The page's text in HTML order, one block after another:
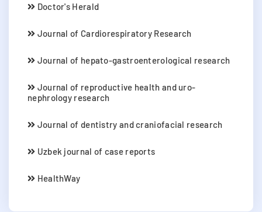
Doctor's Herald
Journal of Cardiorespiratory Research
Journal of hepato-gastroenterological research
Journal of reproductive health and uro-
nephrology research
Journal of dentistry and craniofacial research
Uzbek journal of case reports
HealthWay